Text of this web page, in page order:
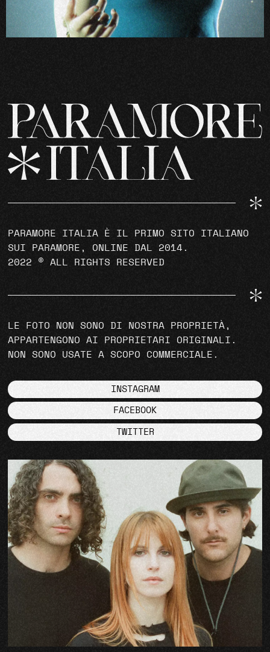
PARAMORE ITALIA È IL PRIMO SITO ITALIANO
SUI PARAMORE, ONLINE DAL 2014.
2022 © ALL RIGHTS RESERVED
LE FOTO NON SONO DI NOSTRA PROPRIETÀ,
APPARTENGONO AI PROPRIETARI ORIGINALI.
NON SONO USATE A SCOPO COMMERCIALE.
INSTAGRAM
FACEBOOK
TWITTER